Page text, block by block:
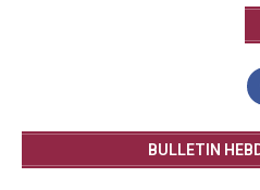
BULLETIN